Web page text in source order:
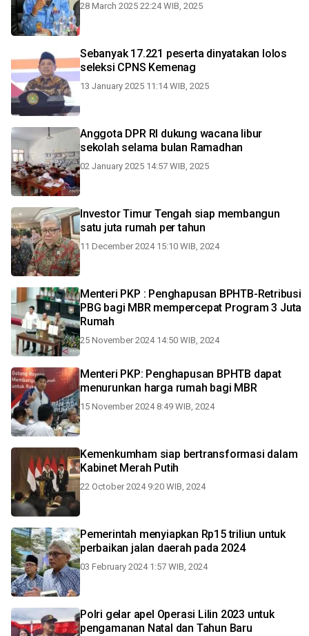
28 March 2025 22:24 WIB, 2025
Sebanyak 17.221 peserta dinyatakan lolos
seleksi CPNS Kemenag
13 January 2025 11:14 WIB, 2025
Anggota DPR RI dukung wacana libur
sekolah selama bulan Ramadhan
02 January 2025 14:57 WIB, 2025
Investor Timur Tengah siap membangun
satu juta rumah per tahun
11 December 2024 15:10 WIB, 2024
Menteri PKP : Penghapusan BPHTB-Retribusi
PBG bagi MBR mempercepat Program 3 Juta
Rumah
25 November 2024 14:50 WIB, 2024
Menteri PKP: Penghapusan BPHTB dapat
menurunkan harga rumah bagi MBR
15 November 2024 8:49 WIB, 2024
Kemenkumham siap bertransformasi dalam
Kabinet Merah Putih
22 October 2024 9:20 WIB, 2024
Pemerintah menyiapkan Rp15 triliun untuk
perbaikan jalan daerah pada 2024
03 February 2024 1:57 WIB, 2024
Polri gelar apel Operasi Lilin 2023 untuk
pengamanan Natal dan Tahun Baru